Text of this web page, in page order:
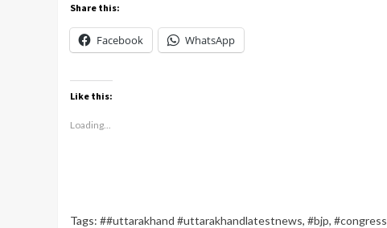
Share this:
Facebook WhatsApp
Like this:
Loading...
Tags: ##uttarakhand #uttarakhandlatestnews, #bjp, #congress